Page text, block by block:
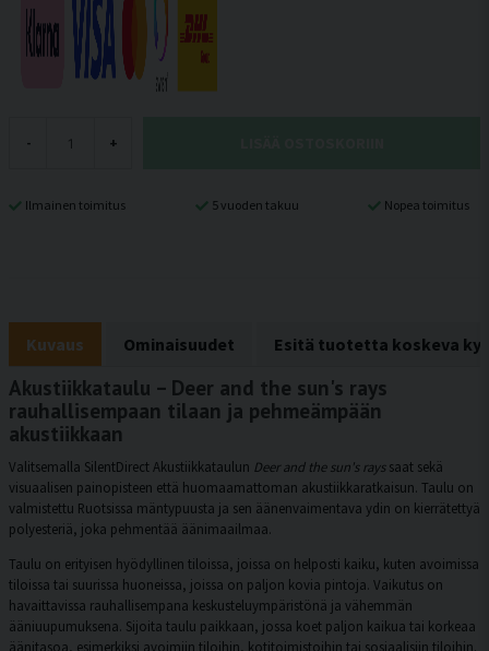
- +
Ilmainen toimitus 5 vuoden takuu Nopea toimitus
Kuvaus Ominaisuudet Esitä tuotetta koskeva
Akustiikkataulu – Deer and the sun's rays
rauhallisempaan tilaan ja pehmeämpään
akustiikkaan
Valitsemalla SilentDirect Akustiikkataulun Deer and the sun's rayssaat sekä
visuaalisen painopisteen että huomaamattoman akustiikkaratkaisun. Taulu on
valmistettu Ruotsissa mäntypuusta ja sen äänenvaimentava ydin on kierrätettyä
polyesteriä, joka pehmentää äänimaailmaa.
Taulu on erityisen hyödyllinen tiloissa, joissa on helposti kaiku, kuten avoimissa
tiloissa tai suurissa huoneissa, joissa on paljon kovia pintoja. Vaikutus on
havaittavissa rauhallisempana keskusteluympäristönä ja vähemmän
ääniuupumuksena. Sijoita taulu paikkaan, jossa koet paljon kaikua tai korkeaa
äänitasoa, esimerkiksi avoimiin tiloihin, kotitoimistoihin tai sosiaalisiin tiloihin.